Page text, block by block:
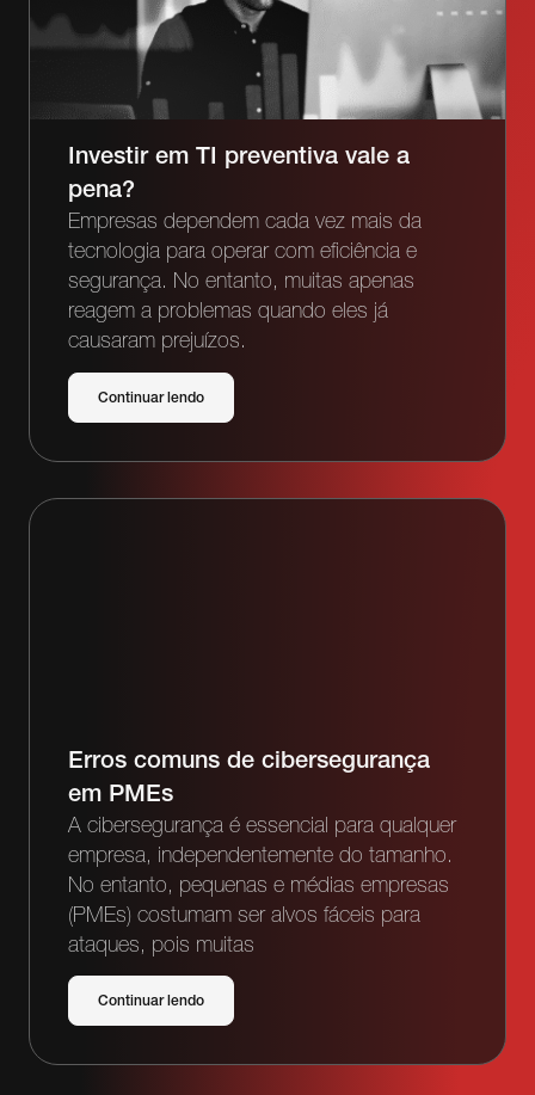
Investir em TI preventiva vale a
pena?
Empresas dependem cada vez mais da
tecnologia para operar com eficiência e
segurança. No entanto, muitas apenas
reagem a problemas quando eles já
causaram prejuízos.
Continuar lendo
Erros comuns de cibersegurança
em PMEs
A cibersegurança é essencial para qualquer
empresa, independentemente do tamanho.
No entanto, pequenas e médias empresas
(PMEs) costumam ser alvos fáceis para
ataques, pois muitas
Continuar lendo